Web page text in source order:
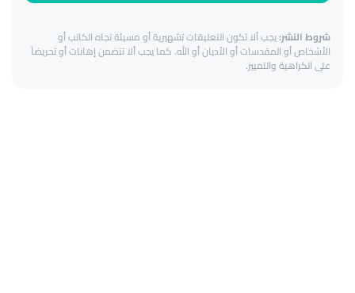
شروط النشر:يجب ألا تكون التعليقات تشهيرية أو مسيئة تجاه الكاتب أو
الأشخاص أو المقدسات أو الأديان أو الله. كما يجب ألا تتضمن إهانات أو تحريضاً
على الكراهية والتمييز.